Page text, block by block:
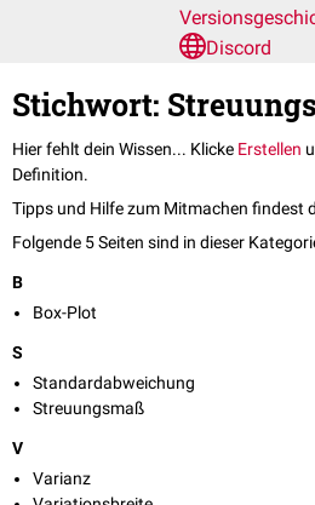
Discord
Stichwort:
Hier fehlt dein Wissen... Klicke Erstellen
Definition.
Tipps und Hilfe zum Mitmachen findest
Folgende 5 Seiten sind in dieser
B
Box-Plot
S
Standardabweichung
Streuungsmaß
V
Varianz